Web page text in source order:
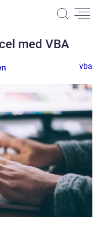
med VBA
vba